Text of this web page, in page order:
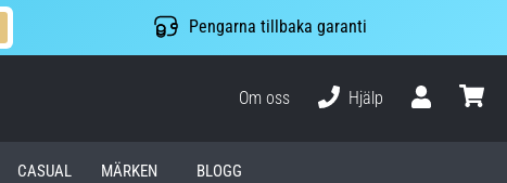
Pengarna tillbaka garanti
Om oss
Hjälp
CASUAL MÄRKEN BLOGG